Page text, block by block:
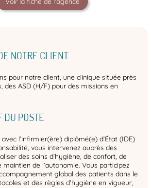
NOTRE CLIENT
pour notre client, une clinique située près
des ASD (H/F) pour des missions en
DU POSTE
l’infirmier(ère) diplômé(e) d’État (IDE)
vous intervenez auprès des
des soins d’hygiène, de confort, de
de l’autonomie. Vous participez
global des patients dans le
et des règles d’hygiène en vigueur,